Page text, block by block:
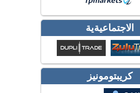
الاجتماعيةية
كريبتومونيز